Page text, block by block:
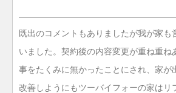
既出のコメントもありましたが我が家も
いました。契約後の内容変更が重ね重ね
事をたくみに無かったことにされ、家が
改善しようにもツーバイフォーの家はリ